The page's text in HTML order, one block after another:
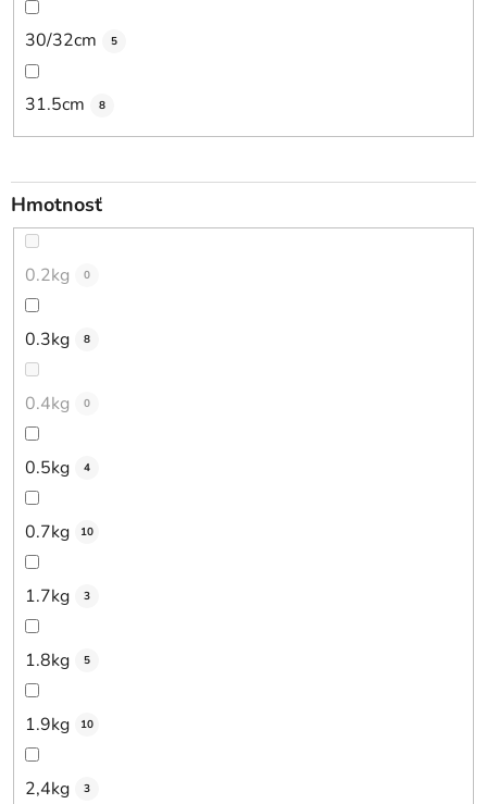
30/32cm 5
31.5cm 8
Hmotnosť
0.2kg 0
0.3kg 8
0.4kg 0
0.5kg 4
0.7kg 10
1.7kg 3
1.8kg 5
1.9kg 10
2,4kg 3